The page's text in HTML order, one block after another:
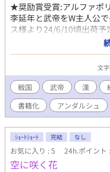
★奨励賞受賞:アルファポ
李延年と武帝をW主人公
ス様より24/6/10頃出荷
人の宦官がいた。 その宦
世傾国』と呼ばれる歌
がおります 絶世而独
一顧傾人城 その美しさ
国 再度見やれば国が傾
は城や国を危険にする
美人はもう2度と手に入り
である李夫人は後宮に入
いる史実。 そしてこれか
延年の思い。 注意：前半
です。すみません。 完
は1500－3000程度です。
文
戦国 武帝 漢
書籍化
アンダルシュ
ｼｮｰﾄｼｮｰﾄ 完結 なし
お気に入り : 5 24h.ポイント
空に咲く花